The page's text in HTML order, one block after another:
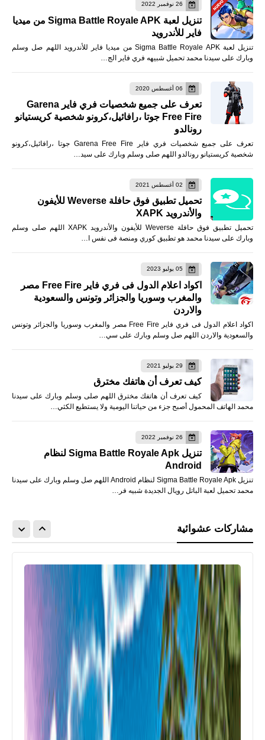
26 نوفمبر 2022
تنزيل لعبة Sigma Battle Royale APK من ميديا
فاير للأندرويد
تنزيل لعبة Sigma Battle Royale APK من ميديا فاير للأندرويد اللهم صل وسلم
وبارك على سيدنا محمد تحميل شبيهه فري فاير الج…
06 أغسطس 2020
تعرف على جميع شخصيات فري فاير Garena
Free Fire جوتا ،رافائيل،كرونو شخصية كريستيانو
رونالدو
تعرف على جميع شخصيات فري فاير Garena Free Fire جوتا ،رافائيل،كرونو
شخصية كريستيانو رونالدو اللهم صلى وسلم وبارك على سيد…
02 أغسطس 2021
تحميل تطبيق فوق حافلة Weverse للأيفون
والأندرويد XAPK
تحميل تطبيق فوق حافلة Weverse للأيفون والأندرويد XAPK اللهم صلى وسلم
وبارك على سيدنا محمد هو تطبيق كوري ومنصة فى نفس ا…
05 يوليو 2023
اكواد اعلام الدول فى فري فاير Free Fire مصر
والمغرب وسوريا والجزائر وتونس والسعودية
والاردن
اكواد اعلام الدول فى فري فاير Free Fire مصر والمغرب وسوريا والجزائر وتونس
والسعودية والاردن اللهم صل وسلم وبارك على سي…
29 يوليو 2021
كيف تعرف أن هاتفك مخترق
كيف تعرف أن هاتفك مخترق اللهم صلى وسلم وبارك على سيدنا
محمد الهاتف المحمول أصبح جزء من حياتنا اليومية ولا يستطيع الكثي…
26 نوفمبر 2022
تنزيل Sigma Battle Royale Apk لنظام
Android
تنزيل Sigma Battle Royale Apk لنظام Android اللهم صل وسلم وبارك على سيدنا
محمد تحميل لعبة الباتل رويال الجديدة شبيه فر…
مشاركات عشوائية